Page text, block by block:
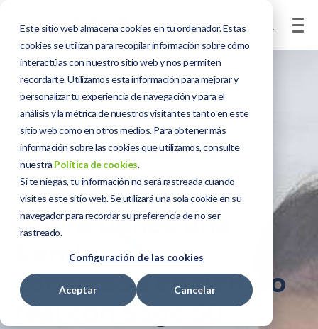
Este sitio web almacena cookies en tu ordenador. Estas
cookies se utilizan para recopilar información sobre cómo
interactúas con nuestro sitio web y nos permiten
recordarte. Utilizamos esta información para mejorar y
personalizar tu experiencia de navegación y para el
análisis y la métrica de nuestros visitantes tanto en este
sitio web como en otros medios. Para obtener más
información sobre las cookies que utilizamos, consulte
nuestra Política de cookies.
Si te niegas, tu información no será rastreada cuando
visites este sitio web. Se utilizará una sola cookie en su
navegador para recordar su preferencia de no ser
rastreado.
Configuración de las cookies
Aceptar Cancelar
Sage 50 Edición
Ecommerce
Ahora tienes una
tienda online
conectada en tiempo
real con Sage 50